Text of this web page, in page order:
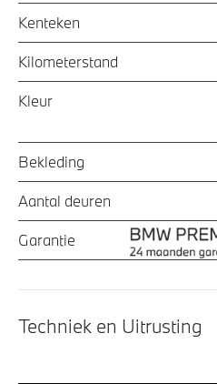
Kenteken
Kilometerstand
Kleur
Bekleding
Aantal deuren
Garantie
Techniek en Uitrusting